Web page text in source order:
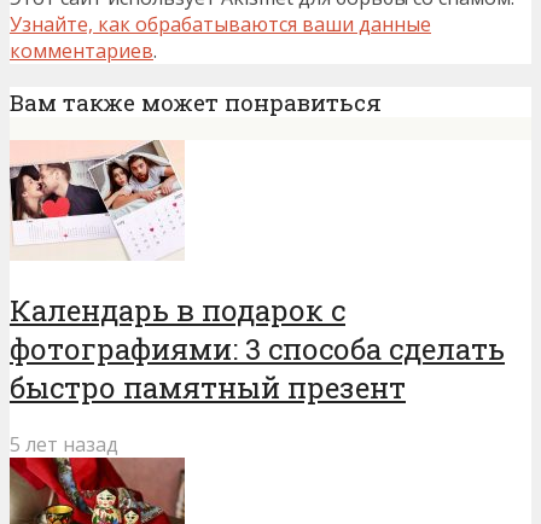
Узнайте, как обрабатываются ваши данные
комментариев.
Вам также может понравиться
Календарь в подарок с
фотографиями: 3 способа сделать
быстро памятный презент
5 лет назад